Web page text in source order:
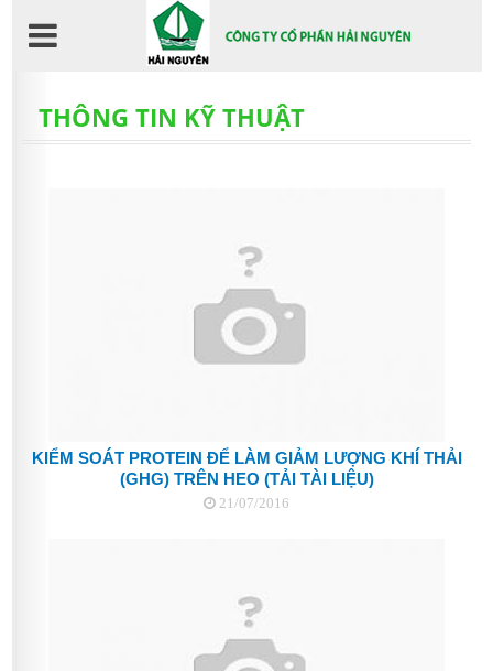
Nhảy
đến
nội
THÔNG TIN KỸ THUẬT
KIỂM SOÁT PROTEIN ĐỂ LÀM GIẢM LƯỢNG KHÍ THẢI
(GHG) TRÊN HEO (TẢI TÀI LIỆU)
21/07/2016